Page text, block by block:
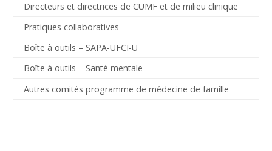
Directeurs et directrices de CUMF et de milieu clinique
Pratiques collaboratives
Boîte à outils – SAPA-UFCI-U
Boîte à outils – Santé mentale
Autres comités programme de médecine de famille